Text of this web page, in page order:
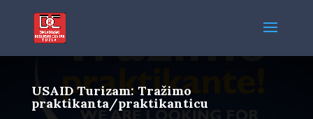
USAID Turizam: Tražimo
praktikanta/praktikanticu